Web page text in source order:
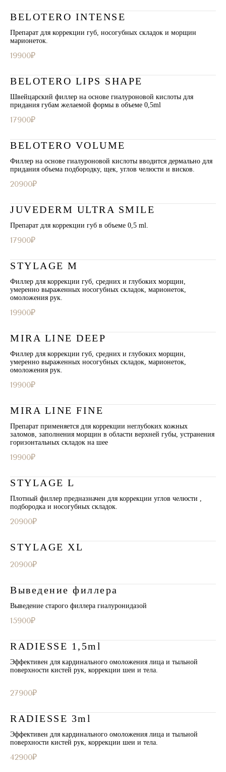
BELOTERO INTENSE
Препарат для коррекции губ, носогубных складок и морщин
марионеток.
19900₽
BELOTERO LIPS SHAPE
Швейцарский филлер на основе гиалуроновой кислоты для
придания губам желаемой формы в объеме 0,5ml
17900₽
BELOTERO VOLUME
Филлер на основе гиалуроновой кислоты вводится дермально для
придания объема подбородку, щек, углов челюсти и висков.
20900₽
JUVEDERM ULTRA SMILE
Препарат для коррекции губ в объеме 0,5 ml.
17900₽
STYLAGE M
Филлер для коррекции губ, средних и глубоких морщин,
умеренно выраженных носогубных складок, марионеток,
омоложения рук.
19900₽
MIRA LINE DEEP
Филлер для коррекции губ, средних и глубоких морщин,
умеренно выраженных носогубных складок, марионеток,
омоложения рук.
19900₽
MIRA LINE FINE
Препарат применяется для коррекции неглубоких кожных
заломов, заполнения морщин в области верхней губы, устранения
горизонтальных складок на шее
19900₽
STYLAGE L
Плотный филлер предназначен для коррекции углов челюсти ,
подбородка и носогубных складок.
20900₽
STYLAGE XL
20900₽
Выведение филлера
Выведение старого филлера гиалуронидазой
15900₽
RADIESSE 1,5ml
Эффективен для кардинального омоложения лица и тыльной
поверхности кистей рук, коррекции шеи и тела.
27900₽
RADIESSE 3ml
Эффективен для кардинального омоложения лица и тыльной
поверхности кистей рук, коррекции шеи и тела.
42900₽